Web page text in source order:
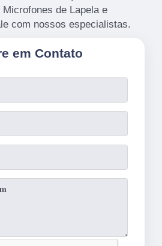
de Lapela e
com nossos especialistas.
em Contato